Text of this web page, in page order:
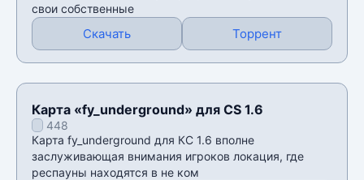
свои собственные
Скачать Торрент
Карта «fy_underground» для CS 1.6
448
Карта fy_underground для КС 1.6 вполне
заслуживающая внимания игроков локация, где
респауны находятся в не ком